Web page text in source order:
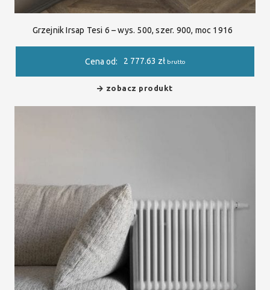
Grzejnik Irsap Tesi 6 – wys. 500, szer. 900, moc 1916
Cena od: 2 777.63 zł brutto
zobacz produkt